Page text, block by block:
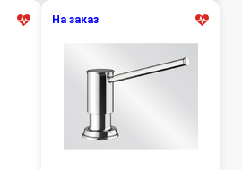
На заказ